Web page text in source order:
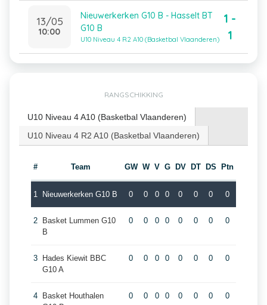
13/05
10:00
Nieuwerkerken G10 B - Hasselt BT
G10 B
U10 Niveau 4 R2 A10 (Basketbal Vlaanderen)
1 -
1
RANGSCHIKKING
U10 Niveau 4 A10 (Basketbal Vlaanderen)
U10 Niveau 4 R2 A10 (Basketbal Vlaanderen)
# Team GW W V G DV DT DS Ptn
1 Nieuwerkerken G10 B 0 0 0 0 0 0 0 0
2
Basket Lummen G10
B
0 0 0 0 0 0 0 0
3
Hades Kiewit BBC
G10 A
0 0 0 0 0 0 0 0
4
Basket Houthalen
0 0 0 0 0 0 0 0